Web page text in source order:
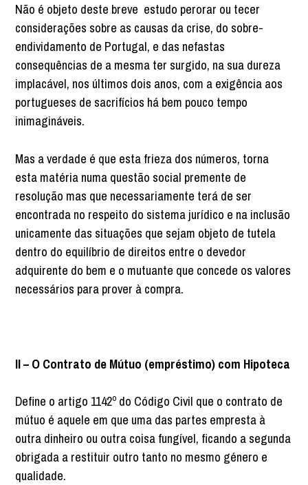
Não é objeto deste breve estudo perorar ou tecer
considerações sobre as causas da crise, do sobre-
endividamento de Portugal, e das nefastas
consequências de a mesma ter surgido, na sua dureza
implacável, nos últimos dois anos, com a exigência aos
portugueses de sacrifícios há bem pouco tempo
inimagináveis.
Mas a verdade é que esta frieza dos números, torna
esta matéria numa questão social premente de
resolução mas que necessariamente terá de ser
encontrada no respeito do sistema jurídico e na inclusão
unicamente das situações que sejam objeto de tutela
dentro do equilíbrio de direitos entre o devedor
adquirente do bem e o mutuante que concede os valores
necessários para prover à compra.
II – O Contrato de Mútuo (empréstimo) com Hipoteca
Define o artigo 1142º do Código Civil que o contrato de
mútuo é aquele em que uma das partes empresta à
outra dinheiro ou outra coisa fungível, ficando a segunda
obrigada a restituir outro tanto no mesmo género e
qualidade.